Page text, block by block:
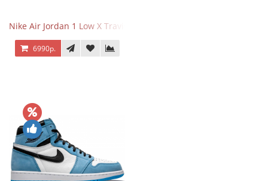
Nike Air Jordan 1 Low X Travis Scott
6990р.